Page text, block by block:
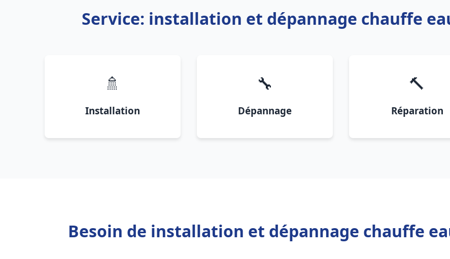
Service: installation et dépannage chauffe
🚿
Installation
🔧
Dépannage
🔨
Réparation
Besoin de installation et dépannage chauffe